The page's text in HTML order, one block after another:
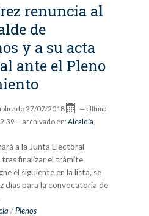
renuncia al
de
y a su acta
ante el Pleno
27/07/2018 — Última
— archivado en: Alcaldía
a la Junta Electoral
tras finalizar el trámite
el siguiente en la lista, se
días para la convocatoria de
/Plenos